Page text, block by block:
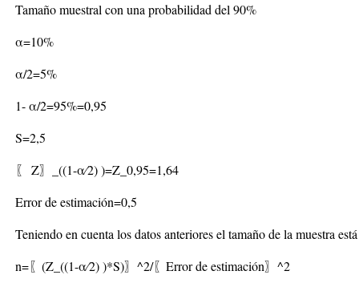
Tamaño muestral con una probabilidad del 90%
α=10%
α/2=5%
1- α/2=95%=0,95
S=2,5
〖 Z〗_((1-α⁄2) )=Z_0,95=1,64
Error de estimación=0,5
Teniendo en cuenta los datos anteriores el tamaño de la muestra
n=〖(Z_((1-α⁄2) )*S)〗^2/〖Error de estimación〗^2